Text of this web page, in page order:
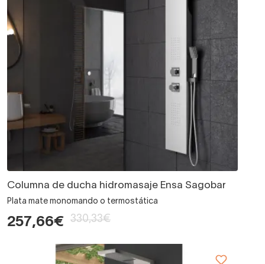
Columna de ducha hidromasaje Ensa Sagobar
Plata mate monomando o termostática
257,66€ 330,33€